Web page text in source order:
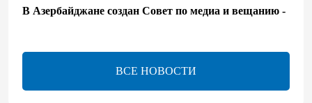
В Азербайджане создан Совет по медиа и вещанию -
13:16 7 августа 2026
ЕАЭС расширяет финансовый рынок и вводит
ВСЕ НОВОСТИ